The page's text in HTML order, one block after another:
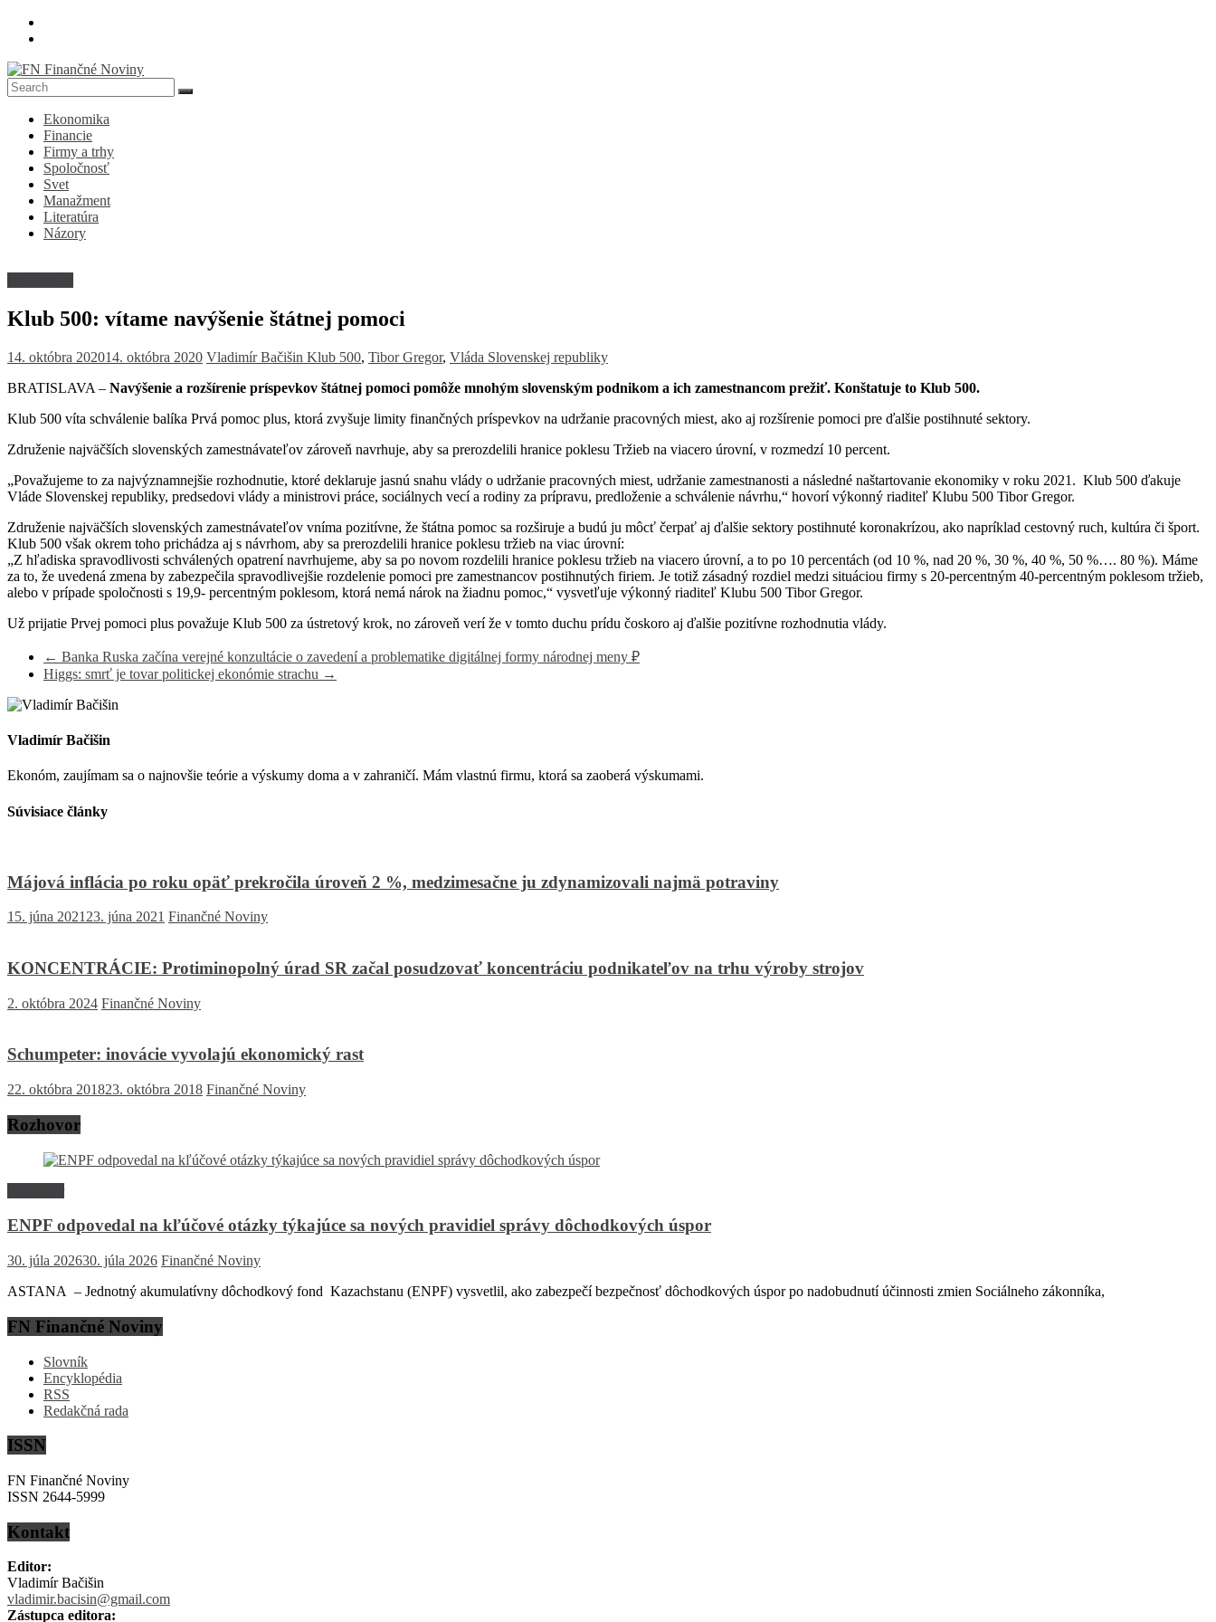
Skip
FN
Finančné
Noviny
Denník
ekonomike
spoločnosti
Ekonomika
Financie
Firmy a trhy
Spoločnosť
Svet
Manažment
Literatúra
Názory
Klub 500: vítame navýšenie štátnej pomoci
14. októbra 202014. októbra 2020 Vladimír Bačišin Klub 500, Tibor Gregor, Vláda Slovenskej republiky
BRATISLAVA – Navýšenie a rozšírenie príspevkov štátnej pomoci pomôže mnohým slovenským podnikom a ich zamestnancom prežiť. Konštatuje to Klub 500.
Klub 500 víta schválenie balíka Prvá pomoc plus, ktorá zvyšuje limity finančných príspevkov na udržanie pracovných miest, ako aj rozšírenie pomoci pre ďalšie postihnuté sektory.
Združenie najväčších slovenských zamestnávateľov zároveň navrhuje, aby sa prerozdelili hranice poklesu Tržieb na viacero úrovní, v rozmedzí 10 percent.
„Považujeme to za najvýznamnejšie rozhodnutie, ktoré deklaruje jasnú snahu vlády o udržanie pracovných miest, udržanie zamestnanosti a následné naštartovanie ekonomiky v roku 2021. Klub 500 ďakuje
Vláde Slovenskej republiky, predsedovi vlády a ministrovi práce, sociálnych vecí a rodiny za prípravu, predloženie a schválenie návrhu,“ hovorí výkonný riaditeľ Klubu 500 Tibor Gregor.
Združenie najväčších slovenských zamestnávateľov vníma pozitívne, že štátna pomoc sa rozširuje a budú ju môcť čerpať aj ďalšie sektory postihnuté koronakrízou, ako napríklad cestovný ruch, kultúra či šport.
Klub 500 však okrem toho prichádza aj s návrhom, aby sa prerozdelili hranice poklesu tržieb na viac úrovní:
„Z hľadiska spravodlivosti schválených opatrení navrhujeme, aby sa po novom rozdelili hranice poklesu tržieb na viacero úrovní, a to po 10 percentách (od 10 %, nad 20 %, 30 %, 40 %, 50 %…. 80 %). Máme
za to, že uvedená zmena by zabezpečila spravodlivejšie rozdelenie pomoci pre zamestnancov postihnutých firiem. Je totiž zásadný rozdiel medzi situáciou firmy s 20-percentným 40-percentným poklesom tržieb,
alebo v prípade spoločnosti s 19,9- percentným poklesom, ktorá nemá nárok na žiadnu pomoc,“ vysvetľuje výkonný riaditeľ Klubu 500 Tibor Gregor.
Už prijatie Prvej pomoci plus považuje Klub 500 za ústretový krok, no zároveň verí že v tomto duchu prídu čoskoro aj ďalšie pozitívne rozhodnutia vlády.
← Banka Ruska začína verejné konzultácie o zavedení a problematike digitálnej formy národnej meny ₽
Higgs: smrť je tovar politickej ekonómie strachu →
Vladimír Bačišin
Ekonóm, zaujímam sa o najnovšie teórie a výskumy doma a v zahraničí. Mám vlastnú firmu, ktorá sa zaoberá výskumami.
Súvisiace články
Májová inflácia po roku opäť prekročila úroveň 2 %, medzimesačne ju zdynamizovali najmä potraviny
15. júna 2021 23. júna 2021 Finančné Noviny
KONCENTRÁCIE: Protiminopolný úrad SR začal posudzovať koncentráciu podnikateľov na trhu výroby strojov
2. októbra 2024 Finančné Noviny
Schumpeter: inovácie vyvolajú ekonomický rast
22. októbra 201823. októbra 2018 Finančné Noviny
Rozhovor
ENPF odpovedal na kľúčové otázky týkajúce sa nových pravidiel správy dôchodkových úspor
30. júla 202630. júla 2026 Finančné Noviny
ASTANA – Jednotný akumulatívny dôchodkový fond Kazachstanu (ENPF) vysvetlil, ako zabezpečí bezpečnosť dôchodkových úspor po nadobudnutí účinnosti zmien Sociálneho zákonníka,
FN Finančné Noviny
Slovník
Encyklopédia
RSS
Redakčná rada
ISSN
FN Finančné Noviny
ISSN 2644-5999
Kontakt
Editor:
Vladimír Bačišin
vladimir.bacisin@gmail.com
Zástupca editora: